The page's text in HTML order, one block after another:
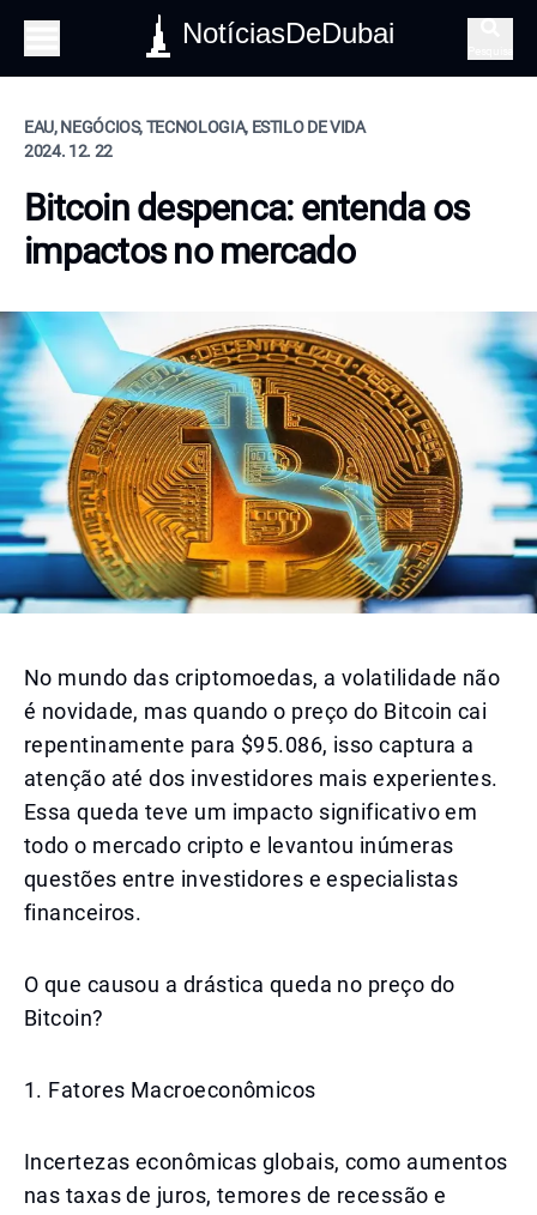
NotíciasDeDubai
EAU, NEGÓCIOS, TECNOLOGIA, ESTILO DE VIDA
2024. 12. 22
Bitcoin despenca: entenda os
impactos no mercado
No mundo das criptomoedas, a volatilidade não
é novidade, mas quando o preço do Bitcoin cai
repentinamente para $95.086, isso captura a
atenção até dos investidores mais experientes.
Essa queda teve um impacto significativo em
todo o mercado cripto e levantou inúmeras
questões entre investidores e especialistas
financeiros.
O que causou a drástica queda no preço do
Bitcoin?
1. Fatores Macroeconômicos
Incertezas econômicas globais, como aumentos
nas taxas de juros, temores de recessão e